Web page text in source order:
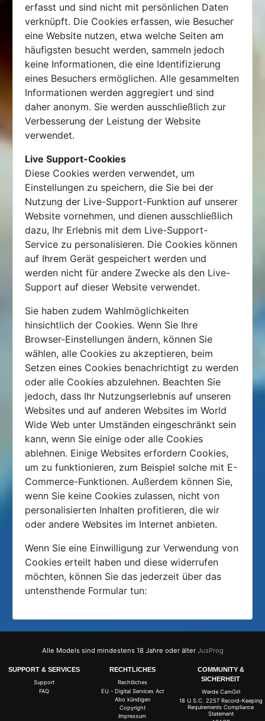
erfasst und sind nicht mit persönlichen Daten
verknüpft. Die Cookies erfassen, wie Besucher
eine Website nutzen, etwa welche Seiten am
häufigsten besucht werden, sammeln jedoch
keine Informationen, die eine Identifizierung
eines Besuchers ermöglichen. Alle gesammelten
Informationen werden aggregiert und sind
daher anonym. Sie werden ausschließlich zur
Verbesserung der Leistung der Website
verwendet.
Live Support-Cookies
Diese Cookies werden verwendet, um
Einstellungen zu speichern, die Sie bei der
Nutzung der Live-Support-Funktion auf unserer
Website vornehmen, und dienen ausschließlich
dazu, Ihr Erlebnis mit dem Live-Support-
Service zu personalisieren. Die Cookies können
auf Ihrem Gerät gespeichert werden und
werden nicht für andere Zwecke als den Live-
Support auf dieser Website verwendet.
Sie haben zudem Wahlmöglichkeiten
hinsichtlich der Cookies. Wenn Sie Ihre
Browser-Einstellungen ändern, können Sie
wählen, alle Cookies zu akzeptieren, beim
Setzen eines Cookies benachrichtigt zu werden
oder alle Cookies abzulehnen. Beachten Sie
jedoch, dass Ihr Nutzungserlebnis auf unseren
Websites und auf anderen Websites im World
Wide Web unter Umständen eingeschränkt sein
kann, wenn Sie einige oder alle Cookies
ablehnen. Einige Websites erfordern Cookies,
um zu funktionieren, zum Beispiel solche mit E-
Commerce-Funktionen. Außerdem können Sie,
wenn Sie keine Cookies zulassen, nicht von
personalisierten Inhalten profitieren, die wir
oder andere Websites im Internet anbieten.
Wenn Sie eine Einwilligung zur Verwendung von
Cookies erteilt haben und diese widerrufen
möchten, können Sie das jederzeit über das
untensthende Formular tun:
Alle Models sind mindestens 18 Jahre oder älter JusProg
SUPPORT & SERVICES
Support
FAQ
RECHTLICHES
Rechtliches
EU - Digital Services Act
Abo kündigen
Copyright
Impressum
COMMUNITY &
SICHERHEIT
Werde CamGirl
18 U.S.C. 2257 Record-Keeping
Requirements Compliance
Statement